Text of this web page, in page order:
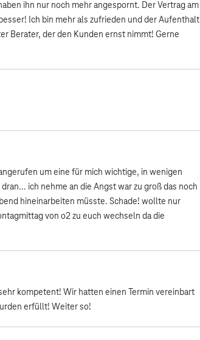
ihn nur noch mehr angespornt. Der Vertrag am
Ich bin mehr als zufrieden und der Aufenthalt
Berater, der den Kunden ernst nimmt! Gerne
um eine für mich wichtige, in wenigen
ich nehme an die Angst war zu groß das noch
hineinarbeiten müsste. Schade! wollte nur
von o2 zu euch wechseln da die
kompetent! Wir hatten einen Termin vereinbart
erfüllt! Weiter so!